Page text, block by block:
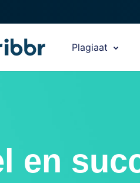
Plagiaat
en